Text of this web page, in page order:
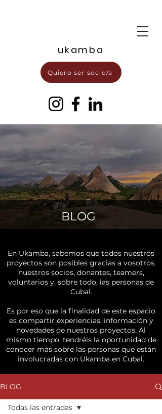
ukamba
Quiero ser socio/a
BLOG
En Ukamba, sabemos que todos nuestros
proyectos son posibles gracias a vosotros:
nuestros socios, donantes, teamers,
voluntarios y, sobre todo, las personas de
Cubal.
Es por eso que la finalidad de este espacio
es compartir experiencias, información y
novedades de nuestros proyectos. Al
mismo tiempo, tendréis la oportunidad de
conocer más sobre las personas que están
involucradas con Ukamba en Cubal.
BLOG
Todas las entradas